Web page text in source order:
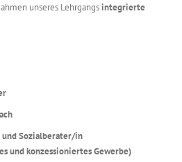
unseres Lehrgangsintegrierte
Sozialberater/in
und konzessioniertes Gewerbe)